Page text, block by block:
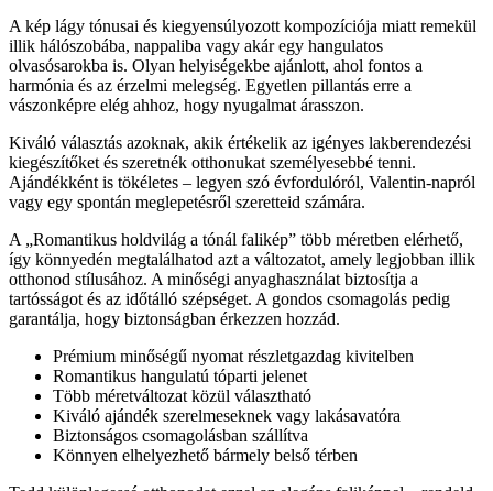
A kép lágy tónusai és kiegyensúlyozott kompozíciója miatt remekül
illik hálószobába, nappaliba vagy akár egy hangulatos
olvasósarokba is. Olyan helyiségekbe ajánlott, ahol fontos a
harmónia és az érzelmi melegség. Egyetlen pillantás erre a
vászonképre elég ahhoz, hogy nyugalmat árasszon.
Kiváló választás azoknak, akik értékelik az igényes lakberendezési
kiegészítőket és szeretnék otthonukat személyesebbé tenni.
Ajándékként is tökéletes – legyen szó évfordulóról, Valentin-napról
vagy egy spontán meglepetésről szeretteid számára.
A „Romantikus holdvilág a tónál falikép” több méretben elérhető,
így könnyedén megtalálhatod azt a változatot, amely legjobban illik
otthonod stílusához. A minőségi anyaghasználat biztosítja a
tartósságot és az időtálló szépséget. A gondos csomagolás pedig
garantálja, hogy biztonságban érkezzen hozzád.
Prémium minőségű nyomat részletgazdag kivitelben
Romantikus hangulatú tóparti jelenet
Több méretváltozat közül választható
Kiváló ajándék szerelmeseknek vagy lakásavatóra
Biztonságos csomagolásban szállítva
Könnyen elhelyezhető bármely belső térben